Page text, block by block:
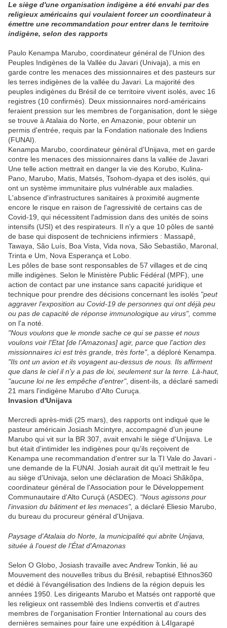
Le siège d'une organisation indigène a été envahi par des
religieux américains qui voulaient forcer un coordinateur à
émettre une recommandation pour entrer dans le territoire
indigène, selon des rapports
Paulo Kenampa Marubo, coordinateur général de l'Union des
Peuples Indigènes de la Vallée du Javari (Univaja), a mis en
garde contre les menaces des missionnaires et des pasteurs sur
les terres indigènes de la vallée du Javari. La majorité des
peuples indigènes du Brésil de ce territoire vivent isolés, avec 16
registres (10 confirmés). Deux missionnaires nord-américains
feraient pression sur les membres de l'organisation, dont le siège
se trouve à Atalaia do Norte, en Amazonie, pour obtenir un
permis d'entrée, requis par la Fondation nationale des Indiens
(FUNAI).
Kenampa Marubo, coordinateur général d'Unijava, met en garde
contre les menaces des missionnaires dans la vallée de Javari
Une telle action mettrait en danger la vie des Korubo, Kulina-
Pano, Marubo, Matis, Matsés, Tsohom-dyapa et des isolés, qui
ont un système immunitaire plus vulnérable aux maladies.
L'absence d'infrastructures sanitaires à proximité augmente
encore le risque en raison de l'agressivité de certains cas de
Covid-19, qui nécessitent l'admission dans des unités de soins
intensifs (USI) et des respirateurs. Il n'y a que 10 pôles de santé
de base qui disposent de techniciens infirmiers : Massapê,
Tawaya, São Luís, Boa Vista, Vida nova, São Sebastião, Maronal,
Trinta e Um, Nova Esperança et Lobo.
Les pôles de base sont responsables de 57 villages et de cinq
mille indigènes. Selon le Ministère Public Fédéral (MPF), une
action de contact par une instance sans capacité juridique et
technique pour prendre des décisions concernant les isolés "peut
aggraver l'exposition au Covid-19 de personnes qui ont déjà peu
ou pas de capacité de réponse immunologique au virus", comme
on l'a noté.
"Nous voulons que le monde sache ce qui se passe et nous
voulons voir l'Etat [de l'Amazonas] agir, parce que l'action des
missionnaires ici est très grande, très forte", a déploré Kenampa.
"Ils ont un avion et ils voyagent au-dessus de nous. Ils affirment
que dans le ciel il n'y a pas de loi, seulement sur la terre. Là-haut,
"aucune loi ne les empêche d'entrer", disent-ils, a déclaré samedi
21 mars l'indigène Marubo d'Alto Curuça.
Invasion d'Unijava
Mercredi après-midi (25 mars), des rapports ont indiqué que le
pasteur américain Josiash Mcintyre, accompagné d'un jeune
Marubo qui vit sur la BR 307, avait envahi le siège d'Unijava. Le
but était d'intimider les indigènes pour qu'ils reçoivent de
Kenampa une recommandation d'entrer sur la TI Vale do Javari -
une demande de la FUNAI. Josiah aurait dit qu'il mettrait le feu
au siège d'Univaja, selon une déclaration de Moaci Shãkõpa,
coordinateur général de l'Association pour le Développement
Communautaire d'Alto Curuçá (ASDEC). "Nous agissons pour
l'invasion du bâtiment et les menaces", a déclaré Eliesio Marubo,
du bureau du procureur général d'Unijava.
Paysage d'Atalaia do Norte, la municipalité qui abrite Unijava,
située à l'ouest de l'État d'Amazonas
Selon O Globo, Josiash travaille avec Andrew Tonkin, lié au
Mouvement des nouvelles tribus du Brésil, rebaptisé Ethnos360
et dédié à l'évangélisation des Indiens de la région depuis les
années 1950. Les dirigeants Marubo et Matsés ont rapporté que
les religieux ont rassemblé des Indiens convertis et d'autres
membres de l'organisation Frontier International au cours des
dernières semaines pour faire une expédition à L4Igarapé